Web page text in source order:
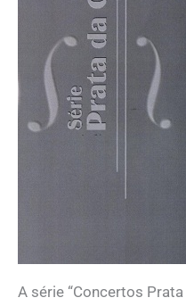
A série “Concertos